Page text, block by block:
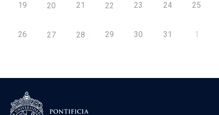
19 20 21 22 23 24 25
26 27 28 29 30 31 1